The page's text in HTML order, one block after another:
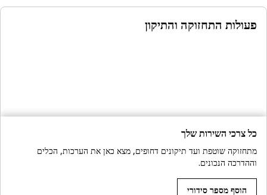
פעולות התחזוקה והתיקון
כל צרכי השירות שלך
מתחזוקה שוטפת ועד תיקונים דחופים, מצא כאן את הערכות, הכלים
וההדרכה הנכונים.
הוסף מספר סידורי